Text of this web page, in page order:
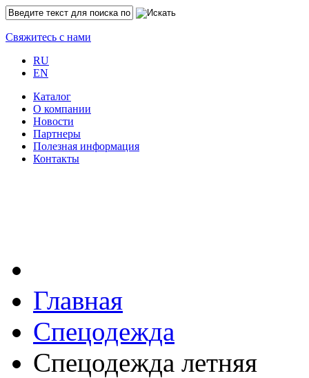
Свяжитесь с нами
RU
EN
Каталог
O компании
Новости
Партнеры
Полезная информация
Контакты
Главная
Спецодежда
Спецодежда летняя